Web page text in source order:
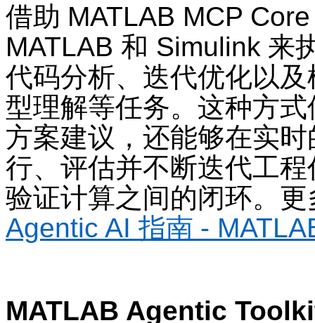
借助 MATLAB MCP
MATLAB 和 Simulink 来
代码分析、迭代优化以
型理解等任务。这种方
方案建议，还能够在实
行、评估并不断迭代工
验证计算之间的闭环。
Agentic AI 指南 -
MATLAB Agentic